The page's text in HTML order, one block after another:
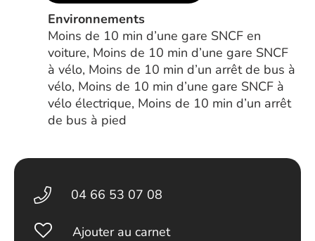
Environnements
Moins de 10 min d’une gare SNCF en
voiture, Moins de 10 min d’une gare SNCF
à vélo, Moins de 10 min d’un arrêt de bus à
vélo, Moins de 10 min d’une gare SNCF à
vélo électrique, Moins de 10 min d’un arrêt
de bus à pied
04 66 53 07 08
Ajouter au carnet